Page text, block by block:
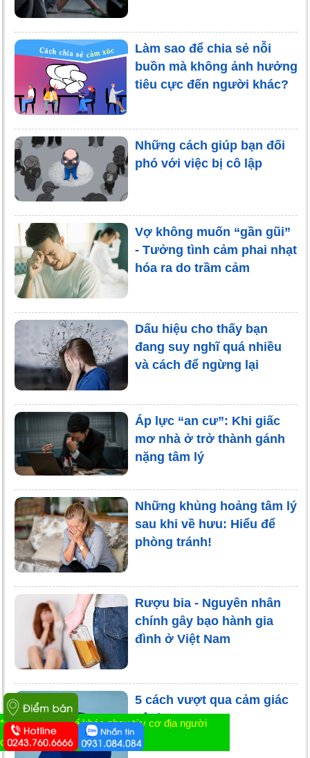
Làm sao để chia sẻ nỗi
buồn mà không ảnh hưởng
tiêu cực đến người khác?
Những cách giúp bạn đối
phó với việc bị cô lập
Vợ không muốn “gần gũi”
- Tưởng tình cảm phai nhạt
hóa ra do trầm cảm
Dấu hiệu cho thấy bạn
đang suy nghĩ quá nhiều
và cách để ngừng lại
Áp lực “an cư”: Khi giấc
mơ nhà ở trở thành gánh
nặng tâm lý
Những khủng hoảng tâm lý
sau khi về hưu: Hiểu để
phòng tránh!
Rượu bia - Nguyên nhân
chính gây bạo hành gia
đình ở Việt Nam
5 cách vượt qua cảm giác
cô đơn
* Tác dụng có thể khác nhau tùy cơ địa người
dùng